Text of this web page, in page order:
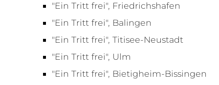
"Ein Tritt frei", Friedrichshafen
"Ein Tritt frei", Balingen
"Ein Tritt frei", Titisee-Neustadt
"Ein Tritt frei", Ulm
"Ein Tritt frei", Bietigheim-Bissingen